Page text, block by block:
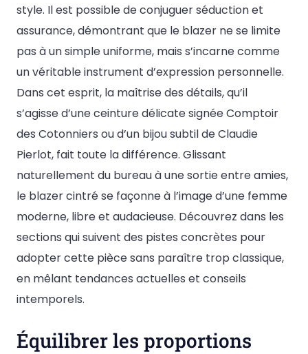
style. Il est possible de conjuguer séduction et
assurance, démontrant que le blazer ne se limite
pas à un simple uniforme, mais s’incarne comme
un véritable instrument d’expression personnelle.
Dans cet esprit, la maîtrise des détails, qu’il
s’agisse d’une ceinture délicate signée Comptoir
des Cotonniers ou d’un bijou subtil de Claudie
Pierlot, fait toute la différence. Glissant
naturellement du bureau à une sortie entre amies,
le blazer cintré se façonne à l’image d’une femme
moderne, libre et audacieuse. Découvrez dans les
sections qui suivent des pistes concrètes pour
adopter cette pièce sans paraître trop classique,
en mêlant tendances actuelles et conseils
intemporels.
Équilibrer les proportions